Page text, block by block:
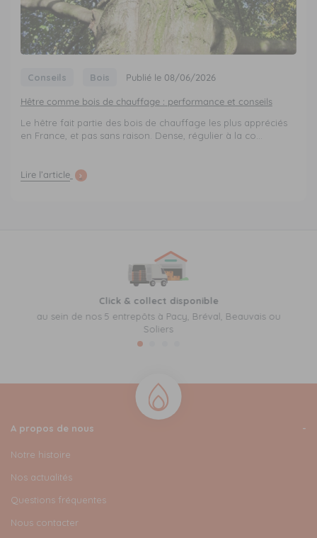
Conseils Bois Publié le 08/06/2026
Hêtre comme bois de chauffage : performance et conseils
Le hêtre fait partie des bois de chauffage les plus appréciés
en France, et pas sans raison. Dense, régulier à la co...
Lire l’article
Click & collect disponible
au sein de nos 5 entrepôts à Pacy, Bréval, Beauvais ou
Soliers
A propos de nous
Notre histoire
Nos actualités
Questions fréquentes
Nous contacter